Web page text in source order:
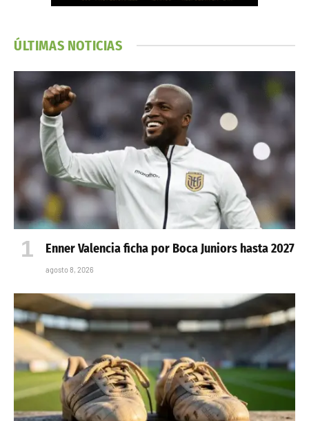
ÚLTIMAS NOTICIAS
Enner Valencia ficha por Boca Juniors hasta 2027
agosto 8, 2026